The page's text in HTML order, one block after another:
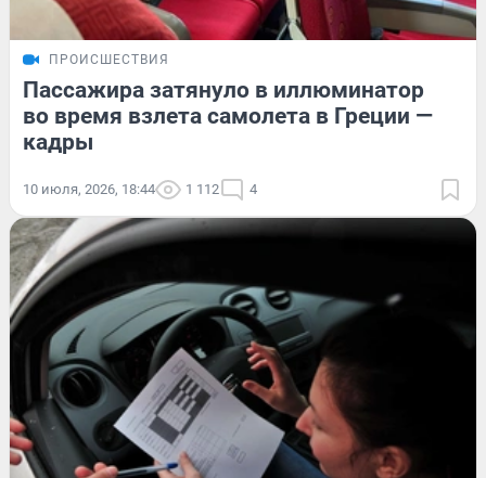
ПРОИСШЕСТВИЯ
Пассажира затянуло в иллюминатор
во время взлета самолета в Греции —
кадры
10 июля, 2026, 18:44 1 112 4